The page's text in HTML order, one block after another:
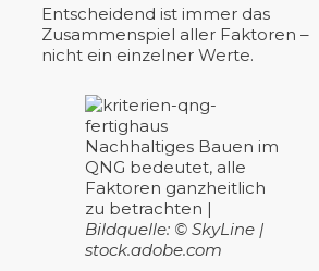
Entscheidend ist immer das
Zusammenspiel aller Faktoren –
nicht ein einzelner Werte.
Nachhaltiges Bauen im
QNG bedeutet, alle
Faktoren ganzheitlich
zu betrachten |
Bildquelle: © SkyLine |
stock.adobe.com